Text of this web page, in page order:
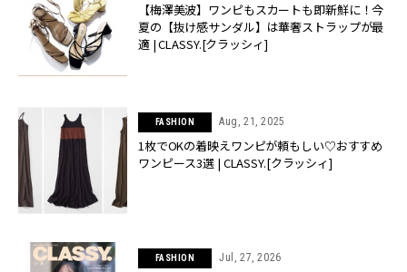
【梅澤美波】ワンピもスカートも即新鮮に！今
夏の【抜け感サンダル】は華奢ストラップが最
適 | CLASSY.[クラッシィ]
FASHION Aug, 21, 2025
1枚でOKの着映えワンピが頼もしい♡おすすめ
ワンピース3選 | CLASSY.[クラッシィ]
FASHION Jul, 27, 2026